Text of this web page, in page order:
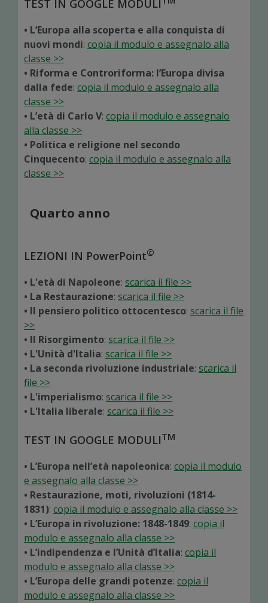
TEST IN GOOGLE MODULI
• L’Europa alla scoperta e alla conquista di
nuovi mondi: copia il modulo e assegnalo alla
classe >>
• Riforma e Controriforma: l’Europa divisa
dalla fede: copia il modulo e assegnalo alla
classe >>
• L’età di Carlo V: copia il modulo e assegnalo
alla classe >>
• Politica e religione nel secondo
Cinquecento: copia il modulo e assegnalo alla
classe >>
Quarto anno
LEZIONI IN PowerPoint©
• L'età di Napoleone: scarica il file >>
• La Restaurazione: scarica il file >>
• Il pensiero politico ottocentesco: scarica il file
>>
• Il Risorgimento: scarica il file >>
• L'Unità d'Italia: scarica il file >>
• La seconda rivoluzione industriale: scarica il
file >>
• L'imperialismo: scarica il file >>
• L'Italia liberale: scarica il file >>
TEST IN GOOGLE MODULITM
• L’Europa nell’età napoleonica: copia il modulo
e assegnalo alla classe >>
• Restaurazione, moti, rivoluzioni (1814-
1831): copia il modulo e assegnalo alla classe >>
• L’Europa in rivoluzione: 1848-1849: copia il
modulo e assegnalo alla classe >>
• L’indipendenza e l’Unità d’Italia: copia il
modulo e assegnalo alla classe >>
• L’Europa delle grandi potenze: copia il
modulo e assegnalo alla classe >>